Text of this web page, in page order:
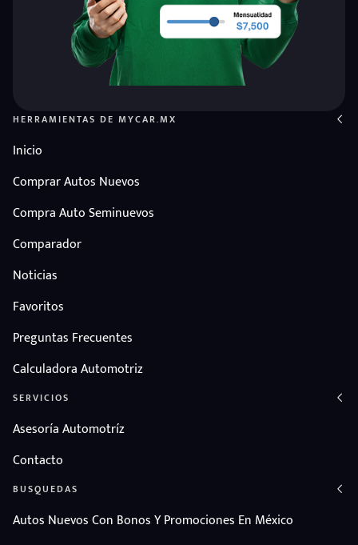
HERRAMIENTAS DE MYCAR.MX
Inicio
Comprar Autos Nuevos
Compra Auto Seminuevos
Comparador
Noticias
Favoritos
Preguntas Frecuentes
Calculadora Automotriz
SERVICIOS
Asesoría Automotríz
Contacto
BUSQUEDAS
Autos Nuevos Con Bonos Y Promociones En México